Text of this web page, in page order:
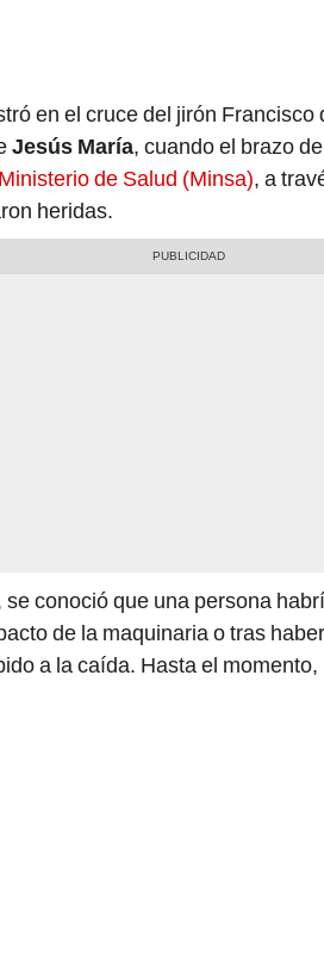
en el cruce del jirón Francisco
Jesús María, cuando el brazo
Ministerio de Salud (Minsa), a
heridas.
se conoció que una persona
de la maquinaria o tras
a la caída. Hasta el